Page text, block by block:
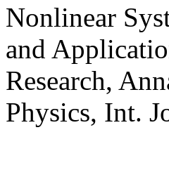
Nonlinear
and
Research,
Physics, Int.